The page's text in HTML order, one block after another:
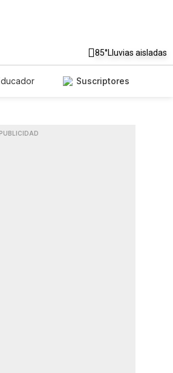
85°Lluvias aisladas
Suscriptores
PUBLICIDAD